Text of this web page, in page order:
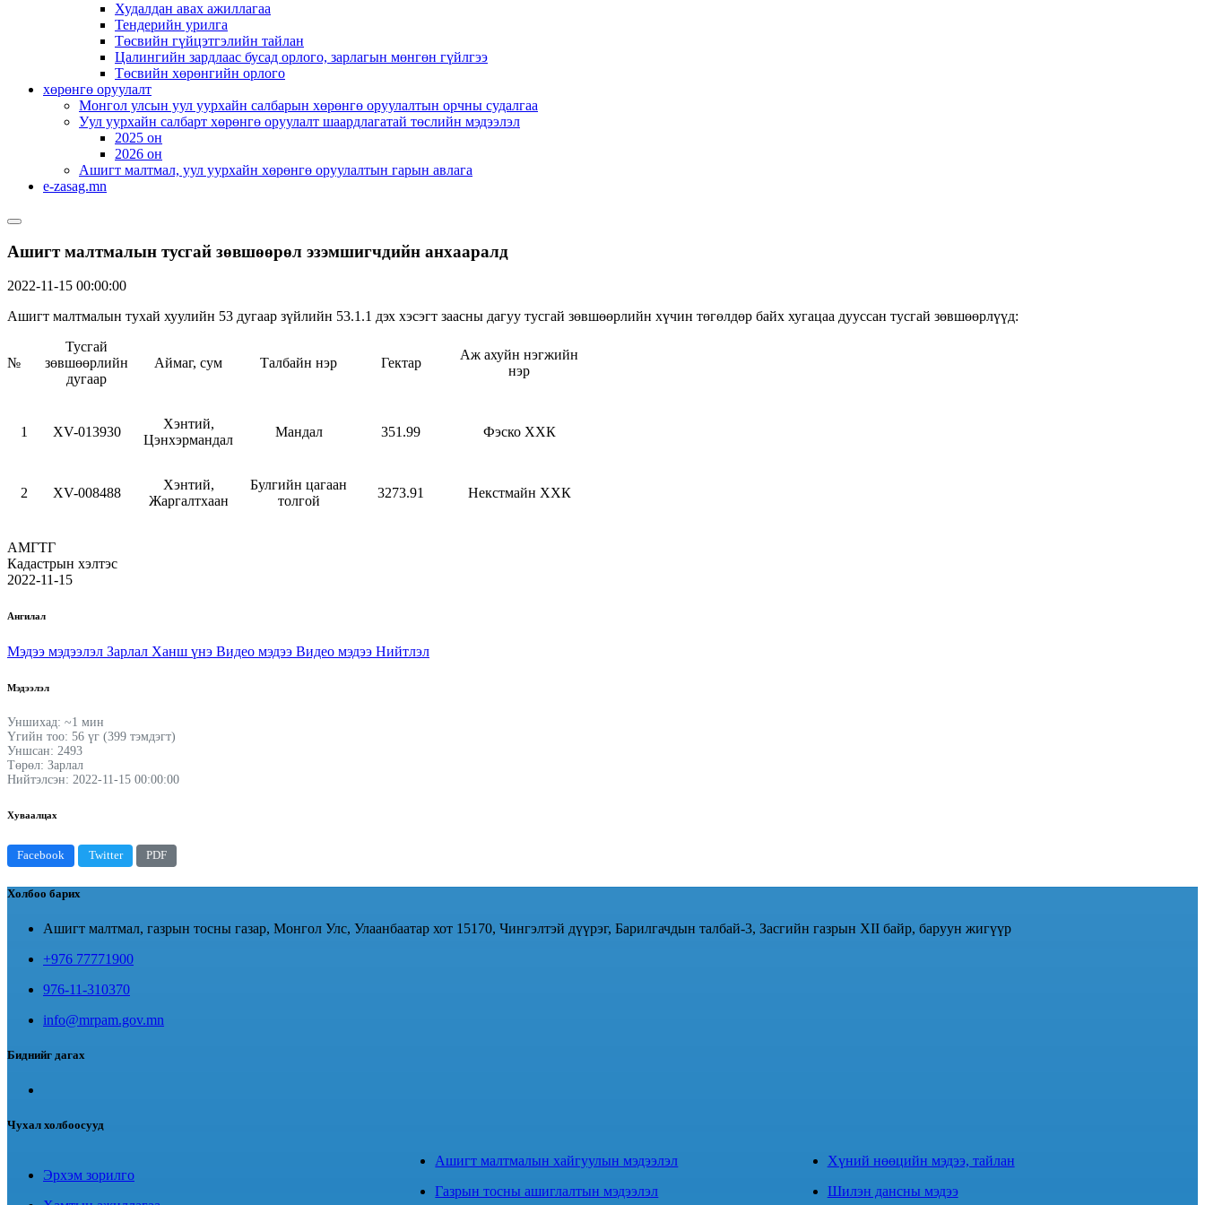
Худалдан авах ажиллагаа
Тендерийн урилга
Төсвийн гүйцэтгэлийн тайлан
Цалингийн зардлаас бусад орлого, зарлагын мөнгөн гүйлгээ
Төсвийн хөрөнгийн орлого
хөрөнгө оруулалт
Монгол улсын уул уурхайн салбарын хөрөнгө оруулалтын орчны судалгаа
Уул уурхайн салбарт хөрөнгө оруулалт шаардлагатай төслийн мэдээлэл
2025 он
2026 он
Ашигт малтмал, уул уурхайн хөрөнгө оруулалтын гарын авлага
e-zasag.mn
Ашигт малтмалын тусгай зөвшөөрөл эзэмшигчдийн анхааралд
2022-11-15 00:00:00
Ашигт малтмалын тухай хуулийн 53 дугаар зүйлийн 53.1.1 дэх хэсэгт заасны дагуу тусгай зөвшөөрлийн хүчин төгөлдөр байх хугацаа дууссан тусгай зөвшөөрлүүд:
№
Тусгай
зөвшөөрлийн
дугаар
Аймаг, сум Талбайн нэр Гектар
Аж ахуйн нэгжийн
нэр
1 XV-013930
Хэнтий,
Цэнхэрмандал
Мандал 351.99 Фэско ХХК
2 XV-008488
Хэнтий,
Жаргалтхаан
Булгийн цагаан
толгой
3273.91 Некстмайн ХХК
АМГТГ
Кадастрын хэлтэс
2022-11-15
Ангилал
Мэдээ мэдээлэл Зарлал Ханш үнэ Видео мэдээ Видео мэдээ Нийтлэл
Мэдээлэл
Уншихад: ~1 мин
Үгийн тоо: 56 үг (399 тэмдэгт)
Уншсан: 2493
Төрөл: Зарлал
Нийтэлсэн: 2022-11-15 00:00:00
Хуваалцах
Facebook Twitter PDF
Холбоо барих
Ашигт малтмал, газрын тосны газар, Монгол Улс, Улаанбаатар хот 15170, Чингэлтэй дүүрэг, Барилгачдын талбай-3, Засгийн газрын XII байр, баруун жигүүр
+976 77771900
976-11-310370
info@mrpam.gov.mn
Биднийг дагах
Чухал холбоосууд
Эрхэм зорилго
Ашигт малтмалын хайгуулын мэдээлэл
Газрын тосны ашиглалтын мэдээлэл
Хүний нөөцийн мэдээ, тайлан
Шилэн дансны мэдээ